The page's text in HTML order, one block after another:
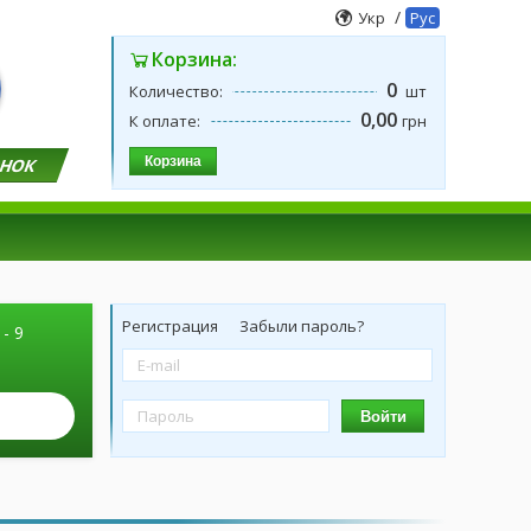
Укр / Рус
Корзина:
Количество: 0 шт
К оплате:
0,00 грн
Корзина
9
Регистрация Забыли пароль?
Войти